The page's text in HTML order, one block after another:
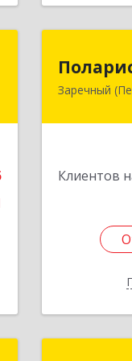
Заречный
Клиентов
442960,